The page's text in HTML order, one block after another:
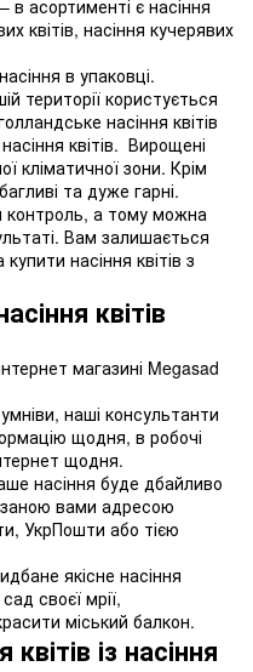
асортименті є насіння
квітів, насіння кучерявих
в упаковці.
території користується
насіння квітів
квітів. Вирощені
кліматичної зони. Крім
та дуже гарні.
контроль, а тому можна
Вам залишається
насіння квітів з
квітів
магазині Megasad
наші консультанти
щодня, в робочі
щодня.
насіння буде дбайливо
вами адресою
УкрПошти або тією
якісне насіння
своєї мрії,
міський балкон.
із насіння